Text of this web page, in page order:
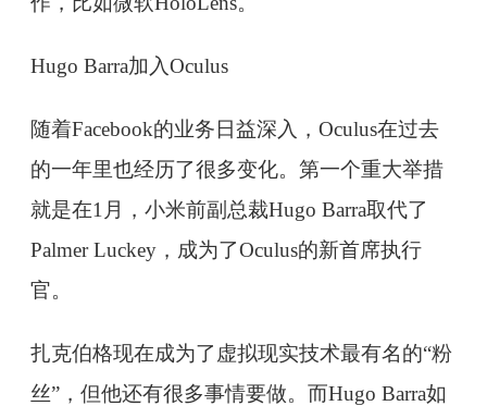
Hugo Barra加入Oculus
随着Facebook的业务日益深入，Oculus在过去
的一年里也经历了很多变化。第一个重大举措
就是在1月，小米前副总裁Hugo Barra取代了
Palmer Luckey，成为了Oculus的新首席执行
官。
扎克伯格现在成为了虚拟现实技术最有名的“粉
丝”，但他还有很多事情要做。而Hugo Barra如